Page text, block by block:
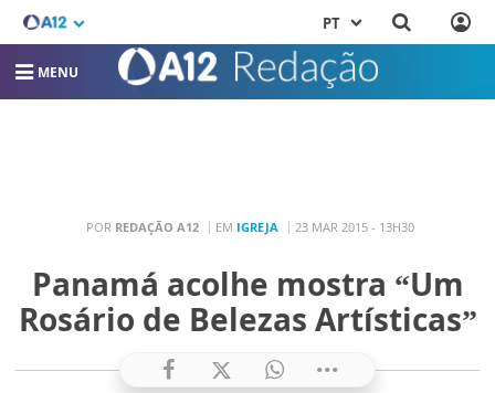
PT
MENU
POR REDAÇÃO A12 EM IGREJA 23 MAR 2015 - 13H30
Panamá acolhe mostra “Um
Rosário de Belezas Artísticas”